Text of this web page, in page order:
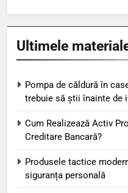
Ultimele
Pompa de căldură în
trebuie să știi înainte de
Cum Realizează Activ
Creditare Bancară?
Produsele tactice
siguranța personală